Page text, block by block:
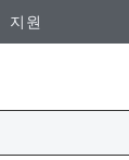
지원